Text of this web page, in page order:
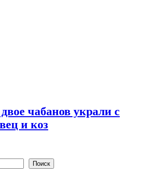
чабанов украли с
и коз
Поиск